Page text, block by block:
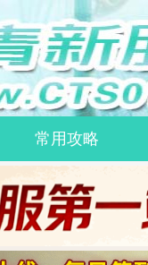
常用攻略